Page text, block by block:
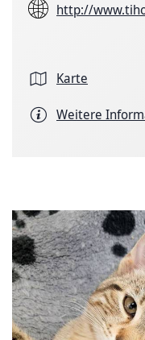
http://
Karte
Weitere